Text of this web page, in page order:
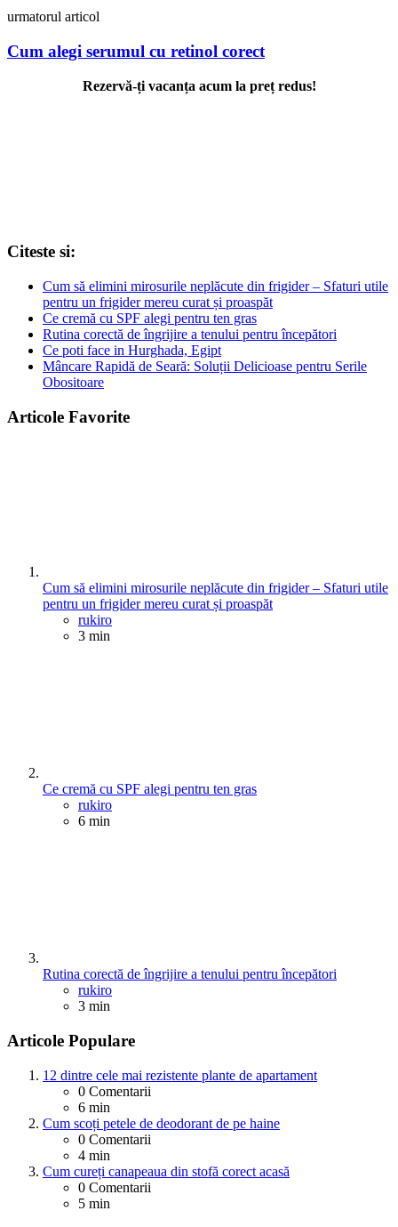
urmatorul articol
Cum alegi serumul cu retinol corect
Rezervă-ți vacanța acum la preț redus!
Citeste si:
Cum să elimini mirosurile neplăcute din frigider – Sfaturi utile
pentru un frigider mereu curat și proaspăt
Ce cremă cu SPF alegi pentru ten gras
Rutina corectă de îngrijire a tenului pentru începători
Ce poti face in Hurghada, Egipt
Mâncare Rapidă de Seară: Soluții Delicioase pentru Serile
Obositoare
Articole Favorite
Cum să elimini mirosurile neplăcute din frigider – Sfaturi utile
pentru un frigider mereu curat și proaspăt
Posted
rukiro
3 min
Ce cremă cu SPF alegi pentru ten gras
Posted
rukiro
6 min
Rutina corectă de îngrijire a tenului pentru începători
Posted
rukiro
3 min
Articole Populare
12 dintre cele mai rezistente plante de apartament
0 Comentarii
6 min
Cum scoți petele de deodorant de pe haine
0 Comentarii
4 min
Cum cureți canapeaua din stofă corect acasă
0 Comentarii
5 min